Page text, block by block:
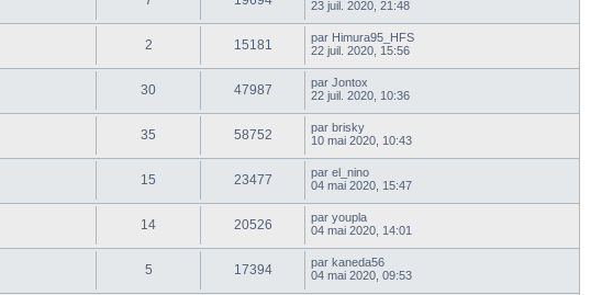
23 juil. 2020, 21:48
2 15181 par Himura95_HFS
22 juil. 2020, 15:56
30 47987 par Jontox
22 juil. 2020, 10:36
35 58752 par brisky
10 mai 2020, 10:43
15 23477 par el_nino
04 mai 2020, 15:47
14 20526 par youpla
04 mai 2020, 14:01
5 17394 par kaneda56
04 mai 2020, 09:53